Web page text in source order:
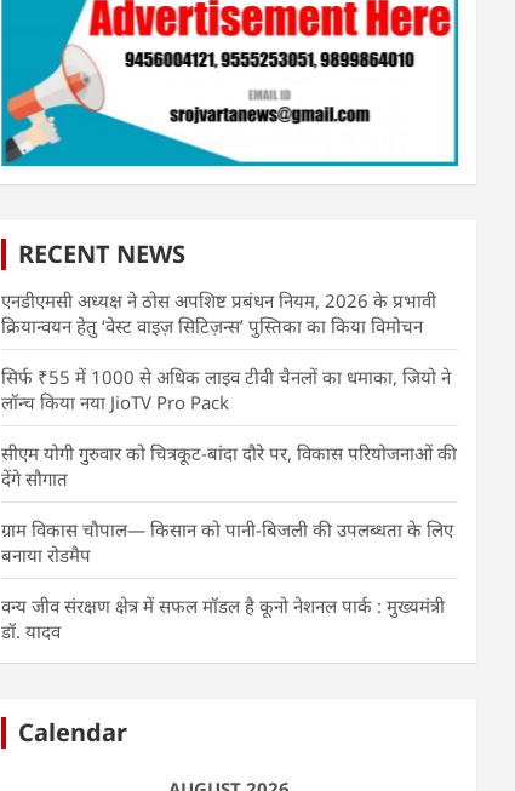
RECENT NEWS
एनडीएमसी अध्यक्ष ने ठोस अपशिष्ट प्रबंधन नियम, 2026 के प्रभावी
क्रियान्वयन हेतु ‘वेस्ट वाइज़ सिटिज़न्स’ पुस्तिका का किया विमोचन
सिर्फ ₹55 में 1000 से अधिक लाइव टीवी चैनलों का धमाका, जियो ने
लॉन्च किया नया JioTV Pro Pack
सीएम योगी गुरुवार को चित्रकूट-बांदा दौरे पर, विकास परियोजनाओं की
देंगे सौगात
ग्राम विकास चौपाल— किसान को पानी-बिजली की उपलब्धता के लिए
बनाया रोडमैप
वन्य जीव संरक्षण क्षेत्र में सफल मॉडल है कूनो नेशनल पार्क : मुख्यमंत्री
डॉ. यादव
Calendar